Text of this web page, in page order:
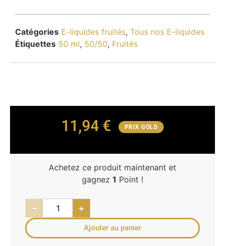
Catégories E-liquides fruités, Tous nos E-liquides
Étiquettes 50 ml, 50/50, Fruités
11,94 € PRIX GOLD
Achetez ce produit maintenant et
gagnez 1 Point !
− +
Ajouter au panier